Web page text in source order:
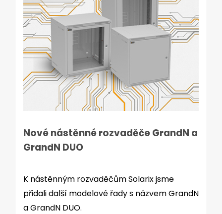
Nové nástěnné rozvaděče GrandN a
GrandN DUO
K nástěnným rozvaděčům Solarix jsme
přidali další modelové řady s názvem GrandN
a GrandN DUO.